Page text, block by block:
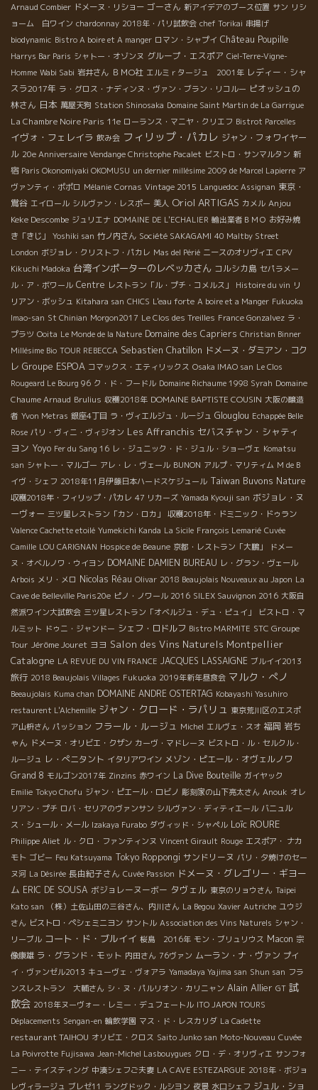
Arnaud Combier ドメーヌ・リショー ゴーさん 新アイデアのブース位置 サン リシ
ョーム 白ワイン chardonnay 2018年・パリ試飲会 chef Torikai 串揚げ
biodynamic Bistro A boire et A manger ロマン・シャプイ Château Poupille
Harrys Bar Paris シャトー・オゾンヌ グループ・エスポア Ciel-Terre-Vigne-
Homme Wabi Sabi 岩井さん ＢＭО社 エルミｒタージュ 2001年 レディー・シャ
スラ2017年 ラ・グロス・ナディンヌ・ヴァン・ブラン・リコルー ピオッシュの
林さん 日本 萬屋天狗 Station Shinosaka Domaine Saint Martin de La Garrigue
La Chambre Noire Paris 11e ローランス・マニヤ・クリエフ Bistrot Parcelles
イヴォ・フェレイラ 飲み会 フィリップ・パカレ ジャン・フォワイヤー
ル 20e Anniversaire Vendange Christophe Pacalet ビストロ・サンマルタン 新
宿 Paris Okonomiyaki OKOMUSU un dernier millésime 2009 de Marcel Lapierre ア
ヴァンティ・ポポロ Mélanie Cornas Vintage 2015 Languedoc Assignan 東京・
鴬谷 エイロール シルヴァン・レスポー 美人 Oriol ARTIGAS カメル Anjou
Keke Descombe ジュリエナ DOMAINE DE L'ECHALIER 輸出業者ＢＭＯ お好み焼
き「きじ」
Yoshiki san 竹ノ内さん Société SAKAGAMI 40 Maltby Street
London ボジョレ・クリストフ・パカレ Mas del Périé ニースのオリヴィエ CPV
Kikuchi Madoka 台湾インポーターのレベッカさん コルシカ島 セパラメー
ル・ア・ボワール Centre レストラン「ル・プチ・コメルス」 Histoire du vin リ
リアン・ボッシュ Kitahara san CHICS L'eau forte A boire et a Manger Fukuoka
Imao-san St Chinian Morgon2017 Le Clos des Treilles France Gonzalvez ラ・
プラツ Ooita Le Monde de la Nature Domaine des Capriers Christian Binner
Millésime Bio TOUR REBECCA Sebastien Chatillon ドメーヌ・ダミアン・コク
レ Groupe ESPOA コマックス・エティリックス Osaka IMAO san Le Clos
Rougeard Le Bourg 96 ク・ド・フードル Domaine Richaume 1998 Syrah Domaine
Chaume Arnaud Brulius 収穫2018年 DOMAINE BAPTISTE COUSIN 大阪の醸造
者 Yvon Metras 銀座4丁目 ラ・ヴィエルジュ・ルージュ Glouglou Echappée Belle
Rose パリ・ヴィニ・ヴィジオン Les Affranchis セバスチャン・シャティ
ヨン Yoyo Fer du Sang 16 レ・ジュニック・ド・ジュル・ショーヴェ Komatsu
san シャトー・マルゴー アレ・レ・ヴェール BUNON アルプ・マリティム M de B
イヴ・シェフ 2018年11月伊藤日本ハードスケジュール Taiwan Buvons Nature
収穫2018年・フィリップ・パカレ 47 リカーズ Yamada Kyouji san ボジョレ・ヌ
ーヴォー 三ツ星レストラン「カン・ロカ」
収穫2018年・ドミニック・ドゥラン
Valence Cachette etoilé Yumekichi Kanda La Sicile François Lemarié Cuvée
Camille LOU CARIGNAN Hospice de Beaune 京都・レストラン「大鵬」
ドメー
ヌ・オベルノワ・ウイヨン DOMAINE DAMIEN BUREAU レ・グラン・ヴェール
Arbois メリ・メロ Nicolas Réau Olivar 2018 Beaujolais Nouveaux au Japon La
Cave de Belleville Paris20e ピノ・ノワール 2016 SILEX Sauvignon 2016 大阪自
然派ワイン大試飲会 三ツ星レストラン「オベルジュ・デュ・ピュイ」
ビストロ・マ
ルミット ドゥニ・ジャンドー シェフ・ロドルフ Bistro MARMITE STC Groupe
Tour Jérôme Jouret ヨヨ Salon des Vins Naturels Montpellier
Catalogne LA REVUE DU VIN FRANCE JACQUES LASSAIGNE ブルイイ2013
旅行 2018 Beaujolais Villages Fukuoka 2019年新年昼食会 マルク・ぺノ
Beeaujolais Kuma chan DOMAINE ANDRE OSTERTAG Kobayashi Yasuhiro
restaurent L'Alchemille ジャン・クロード・ラパリュ 東京荒川区のエスポ
ア山枡さん パッション フラール・ルージュ Michel エルヴェ・スオ 福岡 岩ち
ゃん ドメーヌ・オリビエ・クザン カーヴ・マドレーヌ ビストロ・ル・セルクル・
ルージュ レ・ぺニタント イタリアワイン メゾン・ピエール・オヴェルノワ
Grand 8 モルゴン2017年 Zinzins 赤ワイン La Dive Bouteille ガイヤック
Emilie Tokyo Chofu ジャン・ピエール・ロビノ 彫刻家の山下亮太さん Anouk オレ
リアン・プチ ロバ・セリアのヴァンサン シルヴァン・ディティエール バニュル
ス・シュール・メール Izakaya Furabo ダヴィッド・シャペル Loïc ROURE
Philippe Aliet ル・クロ・ファンティンヌ Vincent Girault Rouge エスポア・ ナカ
モト ゴビー Feu Katsuyama Tokyo Roppongi サンドリーヌ パリ・夕焼けのセー
ヌ河 La Désirée 長由紀子さん Cuvée Passion ドメーヌ・グレゴリー・ギヨー
ム ERIC DE SOUSA ボジョレーヌーボー タヴェル 東京のリョウさん Taipei
Kato san
（株）土佐山田の三谷さん、内川さん La Begou Xavier Autriche ユウジ
さん ビストロ・ペシェミニヨン サントル Association des Vins Naturels シャン・
リーブル コート・ド・ブルイイ 桜島 2016年 モン・ブリュリウス Macon 宗
像康雄 ラ・グランド・モット 内田さん 76ヴァン ムーラン・ナ・ヴァン プイ
イ・ヴァンゼル2013 キューヴェ・ヴォアラ Yamadaya Yajima san Shun san フラ
ンスレストラン 大輔さん シ・ヌ・パルリオン・カリニャン Alain Allier GT 試
飲会 2018年ヌーヴォー・レミー・デュフェートル ITO JAPON TOURS
Déplacements Sengan-en 輪飲学園 マス・ド・レスカリダ La Cadette
restaurant TAIHOU オリビエ・クロス Saito Junko san Moto-Nouveau Cuvée
La Poivrotte Fujisawa Jean-Michel Lasbouygues クロ・デ・オリヴィエ サンフォ
ニー・テイスティング 中湊シェフご夫妻 LA CAVE ESTEZARGUE 2018年・ボジョ
レヴィラージュ ブレゼ11 ラングドック・ルシヨン 夜景 水口シェフ ジュル・ショ